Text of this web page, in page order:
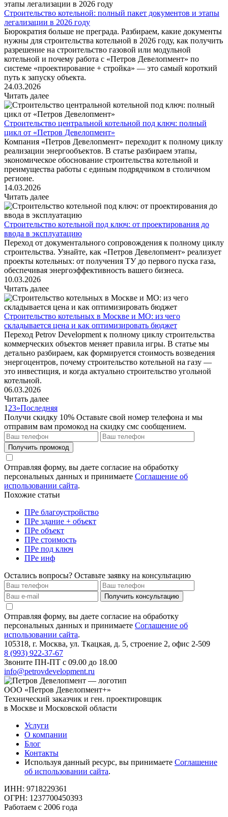
Строительство котельной: полный пакет документов и этапы
легализации в 2026 году
Бюрократия больше не преграда. Разбираем, какие документы
нужны для строительства котельной в 2026 году, как получить
разрешение на строительство газовой или модульной
котельной и почему работа с «Петров Девелопмент» по
системе «проектирование + стройка» — это самый короткий
путь к запуску объекта.
24.03.2026
Читать далее
Строительство центральной котельной под ключ: полный
цикл от «Петров Девелопмент»
Компания «Петров Девелопмент» переходит к полному циклу
реализации энергообъектов. В статье разбираем этапы,
экономическое обоснование строительства котельной и
преимущества работы с единым подрядчиком в столичном
регионе.
14.03.2026
Читать далее
Строительство котельной под ключ: от проектирования до
ввода в эксплуатацию
Переход от документального сопровождения к полному циклу
строительства. Узнайте, как «Петров Девелопмент» реализует
проекты котельных: от получения ТУ до первого пуска газа,
обеспечивая энергоэффективность вашего бизнеса.
10.03.2026
Читать далее
Строительство котельных в Москве и МО: из чего
складывается цена и как оптимизировать бюджет
Переход Petrov Development к полному циклу строительства
коммерческих объектов меняет правила игры. В статье мы
детально разбираем, как формируется стоимость возведения
энергоцентров, почему строительство котельной на газу —
это инвестиция, и когда актуально строительство угольной
котельной.
06.03.2026
Читать далее
1 23»Последняя
Получи скидку 10% Оставьте свой номер телефона и мы
отправим вам промокод на скидку смс сообщением.
Получить промокод
Отправляя форму, вы даете согласие на обработку
персональных данных и принимаете Соглашение об
использовании сайта.
Похожие статьи
ПРе благоустройство
ПРе здание + объект
ПРе объект
ПРе стоимость
ПРе под ключ
ПРе инф
Остались вопросы? Оставьте заявку на консультацию
Получить консультацию
Отправляя форму, вы даете согласие на обработку
персональных данных и принимаете Соглашение об
использовании сайта.
105318, г. Москва, ул. Ткацкая, д. 5, строение 2, офис 2-509
8 (993) 922-37-67
Звоните ПН-ПТ с 09.00 до 18.00
info@petrovdevelopment.ru
ООО «Петров Девелопмент+»
Технический заказчик и ген. проектировщик
в Москве и Московской области
Услуги
О компании
Блог
Контакты
Используя данный ресурс, вы принимаете Соглашение
об использовании сайта.
ИНН: 9718229361
ОГРН: 1237700450393
Работаем с 2006 года